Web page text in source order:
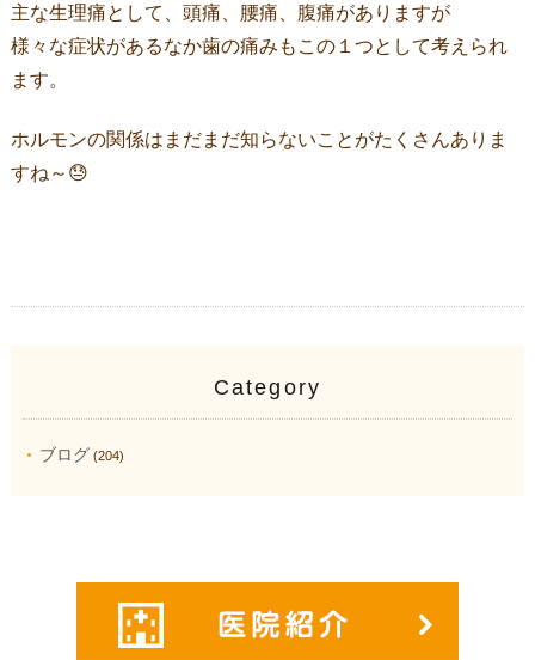
主な生理痛として、頭痛、腰痛、腹痛がありますが
様々な症状があるなか歯の痛みもこの１つとして考えられ
ます。
ホルモンの関係はまだまだ知らないことがたくさんありま
すね～😓
Category
ブログ (204)